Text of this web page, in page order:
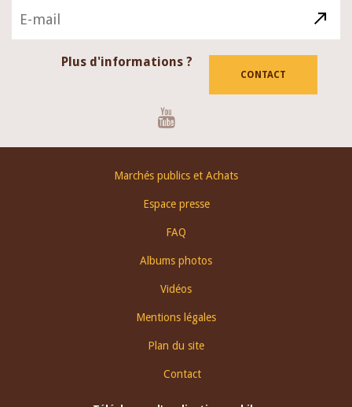
Plus d'informations ?
CONTACT
Marchés publics et Achats
Espace presse
FAQ
Albums photos
Vidéos
Mentions légales
Plan du site
Contact